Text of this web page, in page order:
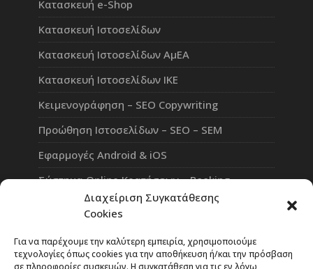
Διαχείριση Συγκατάθεσης
Cookies
Για να παρέχουμε την καλύτερη εμπειρία, χρησιμοποιούμε
τεχνολογίες όπως cookies για την αποθήκευση ή/και την πρόσβαση
σε πληροφορίες συσκευών. Η συγκατάθεση για τις εν λόγω
Κατασκευή e-Shop
Κατασκευή Ιστοσελίδων
Κατασκευή Ιστοσελίδων ΑμΕΑ
Κατασκευή Ιστοσελίδων ΙΚΕ
Κειμενογράφηση – SEO Copywriting
Προώθηση Ιστοσελίδων – SEO – SEM
Εφαρμογές Android & iOS
Σύστημα Online Κρατήσεων – Booking
Πλατφόρμα Τηλεκπαίδευσης eLearning